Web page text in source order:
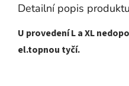
Detailní popis produktu
U provedení L a XL
el.topnou tyčí.